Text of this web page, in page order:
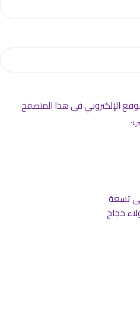
الإلكتروني في هذا المتصفح
تسعة
حجاج